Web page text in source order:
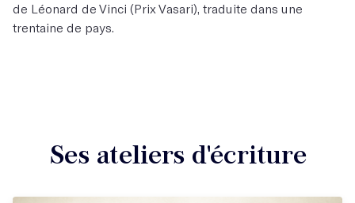
de Léonard de Vinci (Prix Vasari), traduite dans une
trentaine de pays.
Ses ateliers d'écriture